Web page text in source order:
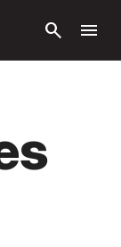
search menu